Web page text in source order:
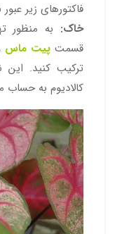
فاکتورهای زیر عبور
خاک: به منظور
قسمت پیت ماس
ترکیب کنید.
کالادیوم به حساب